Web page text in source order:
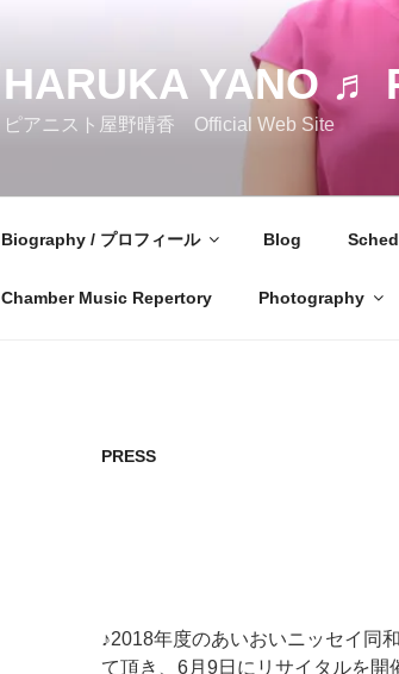
HARUKA YANO ♬
ピアニスト屋野晴香 Official Web Site
Biography / プロフィール Blog
Chamber Music Repertory Photography
PRESS
♪2018年度のあいおいニッセイ同
て頂き、6月9日にリサイタルを開